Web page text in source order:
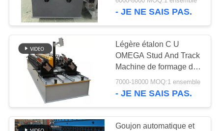
VISITE
DE
L'USINE
CONTRÔLE
LA
QUALITÉ
Machine de formage
de rouleaux de
tuyau de descente
- JE NE SAIS PAS.
Légère étalon C U
OMEGA Stud And Track
Machine de formage de
rouleaux
7000-18000 MOQ:1 ensemble
- JE NE SAIS PAS.
Goujon automatique et